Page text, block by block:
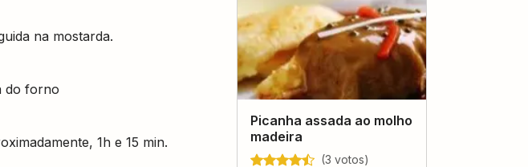
na mostarda.
do forno
1h e 15 min.
Picanha assada ao molho
madeira
(3 votos)